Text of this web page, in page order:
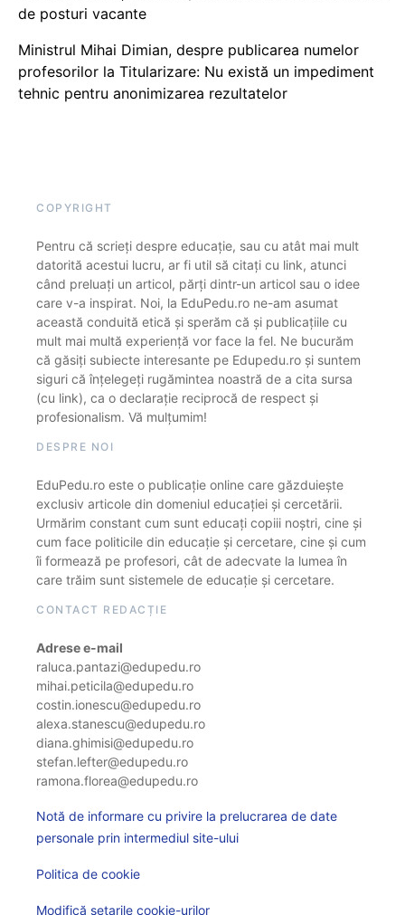
de posturi vacante
Ministrul Mihai Dimian, despre publicarea numelor
profesorilor la Titularizare: Nu există un impediment
tehnic pentru anonimizarea rezultatelor
COPYRIGHT
Pentru că scrieți despre educație, sau cu atât mai mult
datorită acestui lucru, ar fi util să citați cu link, atunci
când preluați un articol, părți dintr-un articol sau o idee
care v-a inspirat. Noi, la EduPedu.ro ne-am asumat
această conduită etică și sperăm că și publicațiile cu
mult mai multă experiență vor face la fel. Ne bucurăm
că găsiți subiecte interesante pe Edupedu.ro și suntem
siguri că înțelegeți rugămintea noastră de a cita sursa
(cu link), ca o declarație reciprocă de respect și
profesionalism. Vă mulțumim!
DESPRE NOI
EduPedu.ro este o publicație online care găzduiește
exclusiv articole din domeniul educației și cercetării.
Urmărim constant cum sunt educați copiii noștri, cine și
cum face politicile din educație și cercetare, cine și cum
îi formează pe profesori, cât de adecvate la lumea în
care trăim sunt sistemele de educație și cercetare.
CONTACT REDACȚIE
Adrese e-mail
raluca.pantazi@edupedu.ro
mihai.peticila@edupedu.ro
costin.ionescu@edupedu.ro
alexa.stanescu@edupedu.ro
diana.ghimisi@edupedu.ro
stefan.lefter@edupedu.ro
ramona.florea@edupedu.ro
Notă de informare cu privire la prelucrarea de date
personale prin intermediul site-ului
Politica de cookie
Modifică setarile cookie-urilor